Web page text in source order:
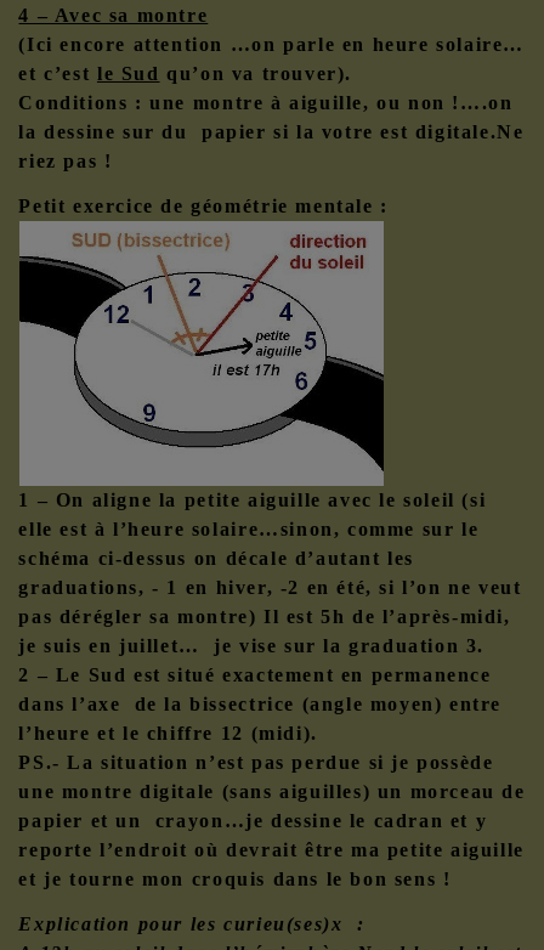
4 – Avec sa montre
(Ici encore attention …on parle en heure solaire…
et c’est le Sud qu’on va trouver).
Conditions : une montre à aiguille, ou non !….on
la dessine sur du papier si la votre est digitale.Ne
riez pas !
Petit exercice de géométrie mentale :
1 – On aligne la petite aiguille avec le soleil (si
elle est à l’heure solaire…sinon, comme sur le
schéma ci-dessus on décale d’autant les
graduations, - 1 en hiver, -2 en été, si l’on ne veut
pas dérégler sa montre) Il est 5h de l’après-midi,
je suis en juillet… je vise sur la graduation 3.
2 – Le Sud est situé exactement en permanence
dans l’axe de la bissectrice (angle moyen) entre
l’heure et le chiffre 12 (midi).
PS.- La situation n’est pas perdue si je possède
une montre digitale (sans aiguilles) un morceau de
papier et un crayon…je dessine le cadran et y
reporte l’endroit où devrait être ma petite aiguille
et je tourne mon croquis dans le bon sens !
Explication pour les curieu(ses)x :